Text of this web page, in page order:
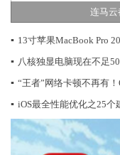
连马云
▪ 13寸苹果MacBook Pro
▪ 八核独显电脑现在不足
▪ “王者”网络卡顿不再有
▪ iOS最全性能优化之25个